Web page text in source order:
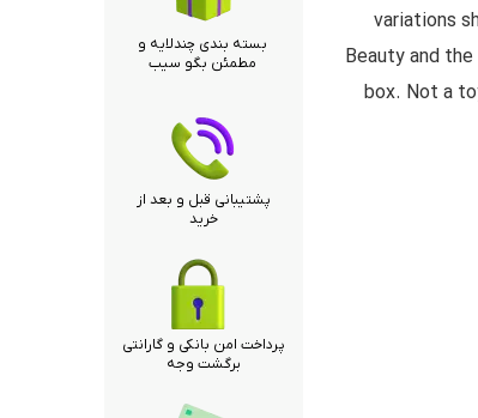
variations
Beauty and
box. Not a
بسته بندی چندلایه و
مطمئن بگو سیب
پشتیبانی قبل و بعد از
خرید
پرداخت امن بانکی و گارانتی
برگشت وجه